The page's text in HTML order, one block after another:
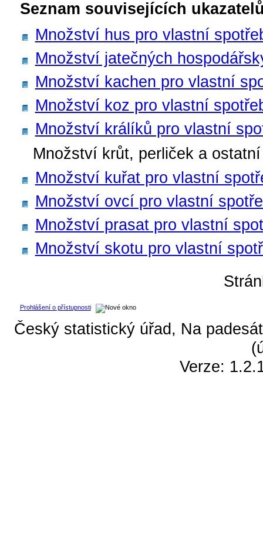
Seznam souvisejících
Množství hus pro vlastní
Množství jatečných
Množství kachen pro vlastní
Množství koz pro vlastní
Množství králíků pro vlastní
Množství krůt, perliček a
Množství kuřat pro vlastní
Množství ovcí pro vlastní
Množství prasat pro vlastní
Množství skotu pro vlastní
Prohlášení o přístupnosti
Český statistický úřad, Na
Verze: